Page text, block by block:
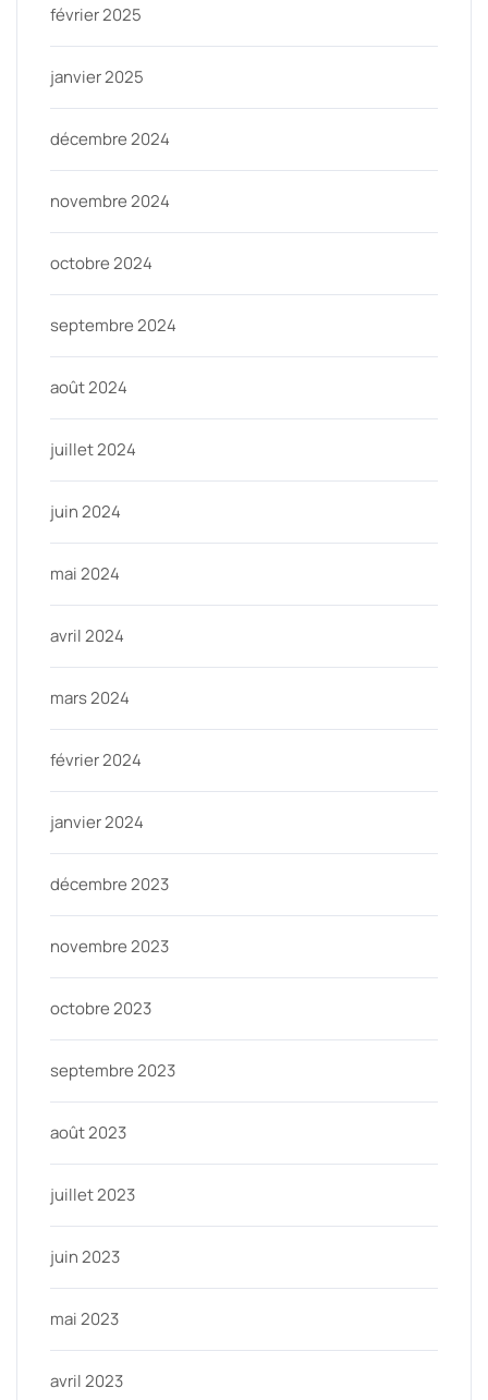
février 2025
janvier 2025
décembre 2024
novembre 2024
octobre 2024
septembre 2024
août 2024
juillet 2024
juin 2024
mai 2024
avril 2024
mars 2024
février 2024
janvier 2024
décembre 2023
novembre 2023
octobre 2023
septembre 2023
août 2023
juillet 2023
juin 2023
mai 2023
avril 2023